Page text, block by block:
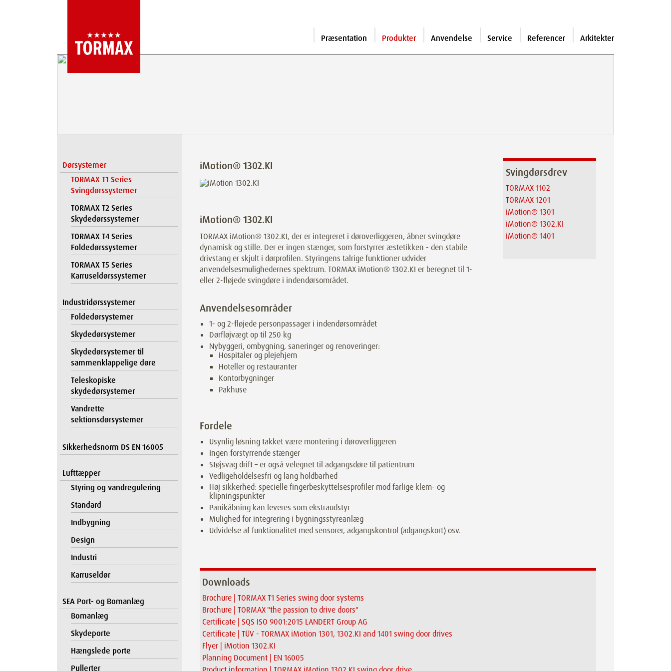
Præsentation Produkter Anvendelse Service Referencer Arkitekter
Dørsystemer
TORMAX T1 Series
Svingdørssystemer
TORMAX T2 Series
Skydedørssystemer
TORMAX T4 Series
Foldedørssystemer
TORMAX T5 Series
Karruseldørssystemer
Industridørssystemer
Foldedørsystemer
Skydedørsystemer
Skydedørsystemer til
sammenklappelige døre
Teleskopiske
skydedørsystemer
Vandrette
sektionsdørsystemer
Sikkerhedsnorm DS EN 16005
Lufttæpper
Styring og vandregulering
Standard
Indbygning
Design
Industri
Karruseldør
SEA Port- og Bomanlæg
Bomanlæg
Skydeporte
Hængslede porte
Pullerter
iMotion® 1302.KI
iMotion® 1302.KI
TORMAX iMotion® 1302.KI, der er integreret i døroverliggeren, åbner svingdøre
dynamisk og stille. Der er ingen stænger, som forstyrrer æstetikken - den stabile
drivstang er skjult i dørprofilen. Styringens talrige funktioner udvider
anvendelsesmulighedernes spektrum. TORMAX iMotion® 1302.KI er beregnet til 1-
eller 2-fløjede svingdøre i indendørsområdet.
Anvendelsesområder
1- og 2-fløjede personpassager i indendørsområdet
Dørfløjvægt op til250 kg
Nybyggeri, ombygning, saneringer og renoveringer:
Hospitaler og plejehjem
Hoteller og restauranter
Kontorbygninger
Pakhuse
Fordele
Usynlig løsning takket være montering i døroverliggeren
Ingen forstyrrende stænger
Støjsvag drift – er også velegnet til adgangsdøre til patientrum
Vedligeholdelsesfri og lang holdbarhed
Høj sikkerhed: specielle fingerbeskyttelsesprofiler mod farlige klem- og
klipningspunkter
Panikåbning kan leveres som ekstraudstyr
Mulighed for integrering i bygningsstyreanlæg
Udvidelse af funktionalitet med sensorer, adgangskontrol (adgangskort) osv.
Svingdørsdrev
TORMAX 1102
TORMAX 1201
iMotion® 1301
iMotion® 1302.KI
iMotion® 1401
Downloads
Brochure | TORMAX T1 Series swing door systems
Brochure | TORMAX "the passion to drive doors"
Certificate | SQS ISO 9001:2015 LANDERT Group AG
Certificate | TÜV - TORMAX iMotion 1301, 1302.KI and 1401 swing door drives
Flyer | iMotion 1302.KI
Planning Document | EN 16005